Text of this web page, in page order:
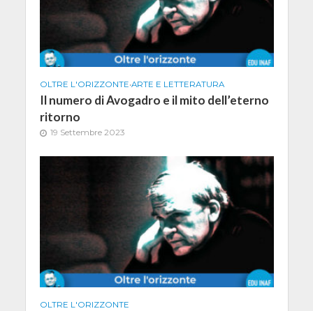
OLTRE L'ORIZZONTE•ARTE E LETTERATURA
Il numero di Avogadro e il mito dell’eterno
ritorno
19 Settembre 2023
OLTRE L'ORIZZONTE